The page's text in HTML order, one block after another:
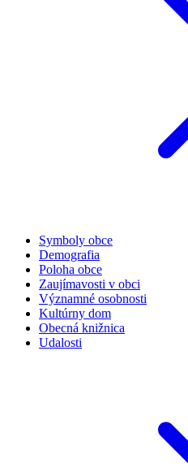
Symboly obce
Demografia
Poloha obce
Zaujímavosti v obci
Významné osobnosti
Kultúrny dom
Obecná knižnica
Udalosti